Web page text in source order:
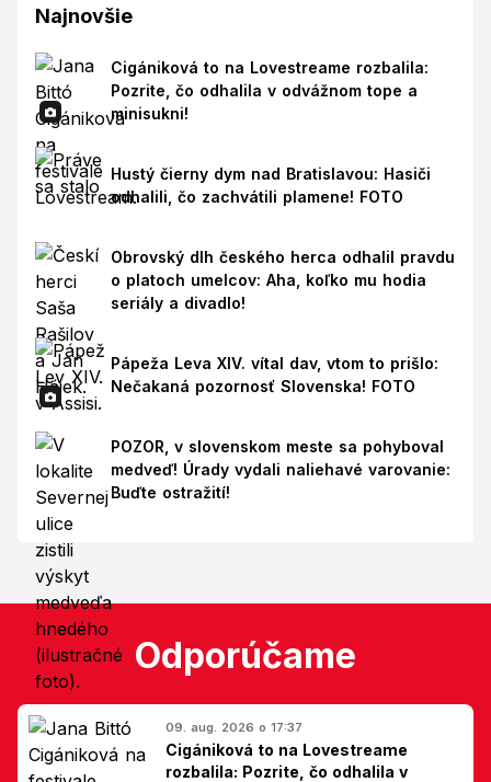
Najnovšie
Cigániková to na Lovestreame rozbalila:
Pozrite, čo odhalila v odvážnom tope a
minisukni!
Hustý čierny dym nad Bratislavou: Hasiči
odhalili, čo zachvátili plamene! FOTO
Obrovský dlh českého herca odhalil pravdu
o platoch umelcov: Aha, koľko mu hodia
seriály a divadlo!
Pápeža Leva XIV. vítal dav, vtom to prišlo:
Nečakaná pozornosť Slovenska! FOTO
POZOR, v slovenskom meste sa pohyboval
medveď! Úrady vydali naliehavé varovanie:
Buďte ostražití!
Odporúčame
09. aug. 2026 o 17:37
Cigániková to na Lovestreame
rozbalila: Pozrite, čo odhalila v